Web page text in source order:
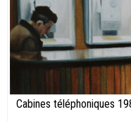
Cabines téléphoniques